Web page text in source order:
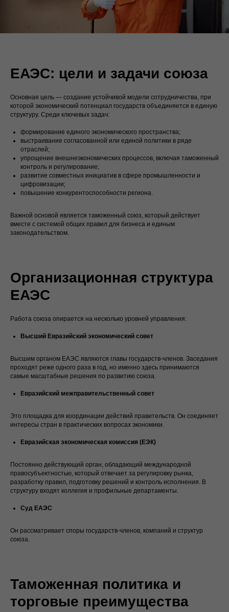
ЕАЭС: цели и задачи союза
Основная цель — создание устойчивой модели сотрудничества, при
которой экономический потенциал государств объединяется в единую
структуру. Среди ключевых задач:
формирование единого экономического пространства;
выстраивание согласованной или единой политики в ряде
отраслей;
упрощение внешнеэкономических процессов, включая таможенный
контроль и регулирование;
развитие совместных инициатив в сфере промышленности и
цифровизации;
повышение конкурентоспособности региона.
Важной основой является таможенный союз, который действует
вместе с системой общих правил для бизнеса и единым
законодательством.
Организационная структура
ЕАЭС
Работа союза опирается на несколько уровней управления:
Высший Евразийский экономический совет
Высшим органом ЕАЭС являются главы государств-членов. Заседания
проходят реже одного раза в год, но именно здесь принимаются
самые масштабные решения по развитию союза.
Евразийский межправительственный совет
Это площадка для координации действий правительств. Он соединяет
интересы стран в практических вопросах экономики.
Евразийская экономическая комиссия (ЕЭК)
Постоянно действующий орган, обладающий международной
правосубъектностью, который отвечает за регулировку рынка,
разработку правил, подготовку решений и контроль исполнения. В
структуру входят коллегия и профильные департаменты.
Суд ЕАЭС
Он рассматривает споры государств-членов, компаний и структур
союза.
Таможенная политика и
торговые преимущества